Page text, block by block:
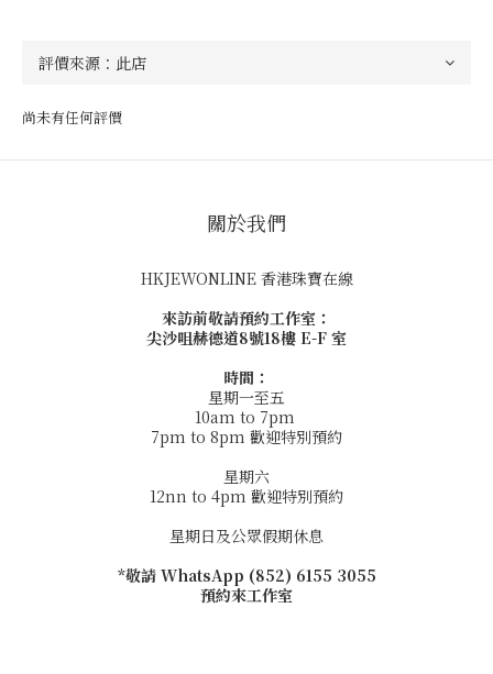
尚未有任何評價
關於我們
HKJEWONLINE 香港珠寶在線
來訪前敬請預約工作室：
尖沙咀赫德道8號18樓 E-F 室
時間：
星期一至五
10am to 7pm
7pm to 8pm 歡迎特別預約
星期六
12nn to 4pm 歡迎特別預約
星期日及公眾假期休息
*敬請 WhatsApp (852) 6155 3055
預約來工作室